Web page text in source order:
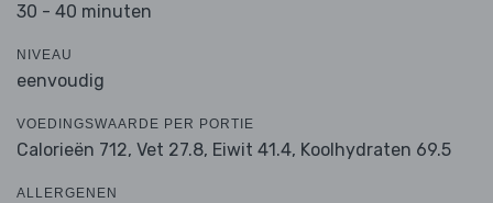
30 - 40 minuten
NIVEAU
eenvoudig
VOEDINGSWAARDE PER PORTIE
Calorieën 712, Vet 27.8, Eiwit 41.4, Koolhydraten 69.5
ALLERGENEN